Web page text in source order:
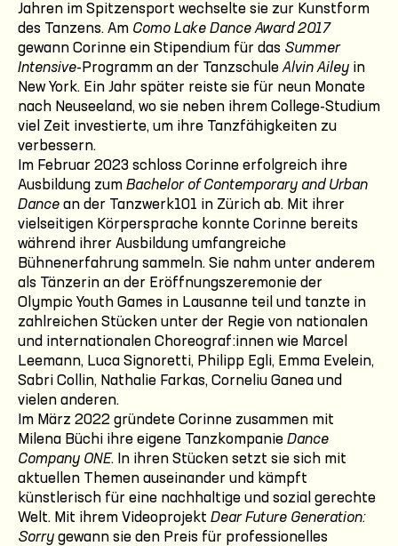
Jahren im Spitzen­sport wechselte sie zur Kunstform
des Tanzens. Am Como Lake Dance Award 2017
gewann Corinne ein Stipendium für das Summer
Intensive-Programm an der TanzschuleAlvin Ailey in
New York. Ein Jahr später reiste sie für neun Monate
nach Neuseeland, wo sie neben ihrem College-Studium
viel Zeit investierte, um ihre Tanzfähigkeiten zu
verbessern.
Im Februar 2023 schloss Corinne erfolgreich ihre
Ausbildung zum Bachelor of Contemporary and Urban
Dance an der Tanzwerk101 in Zürich ab. Mit ihrer
vielseitigen Körpersprache konnte Corinne bereits
während ihrer Ausbildung umfangreiche
Bühnenerfahrung sammeln. Sie nahm unter anderem
als Tänzerin an der Eröffnungszeremonie der
Olympic Youth Games in Lausanne teil und tanzte in
zahlreichen Stücken unter der Regie von nationalen
und internationalen Choreograf:innen wie Marcel
Leemann, Luca Signoretti, Philipp Egli, Emma Evelein,
Sabri Collin, Nathalie Farkas, Corneliu Ganea und
vielen anderen.
Im März 2022 gründete Corinne zusammen mit
Milena Büchi ihre eigene Tanzkompanie Dance
Company ONE. In ihren Stücken setzt sie sich mit
aktuellen Themen auseinander und kämpft
künstlerisch für eine nachhaltige und sozial gerechte
Welt. Mit ihrem Videoprojekt Dear Future Generation:
Sorry gewann sie den Preis für professionelles